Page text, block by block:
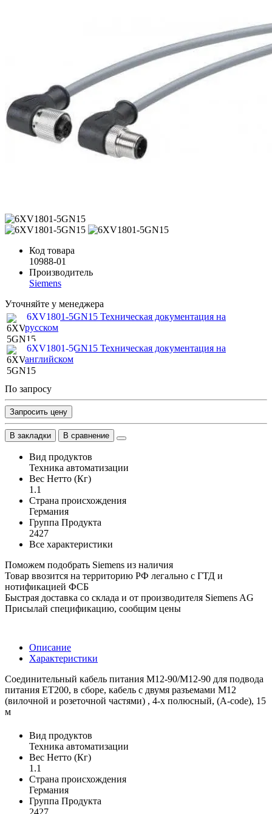
Код товара
10988-01
Производитель
Siemens
Уточняйте у менеджера
6XV1801-5GN15 Техническая документация на
русском
6XV1801-5GN15 Техническая документация на
английском
По запросу
Запросить цену
В закладки В сравнение
Вид продуктов
Техника автоматизации
Вес Нетто (Кг)
1.1
Страна происхождения
Германия
Группа Продукта
2427
Все характеристики
Поможем подобрать Siemens из наличия
Товар ввозится на территорию РФ легально с ГТД и
нотификацией ФСБ
Быстрая доставка со склада и от производителя Siemens AG
Присылай спецификацию, сообщим цены
Описание
Характеристики
Соединительный кабель питания M12-90/M12-90 для подвода
питания ET200, в сборе, кабель с двумя разъемами M12
(вилочной и розеточной частями) , 4-х полюсный, (A-code), 15
м
Вид продуктов
Техника автоматизации
Вес Нетто (Кг)
1.1
Страна происхождения
Германия
Группа Продукта